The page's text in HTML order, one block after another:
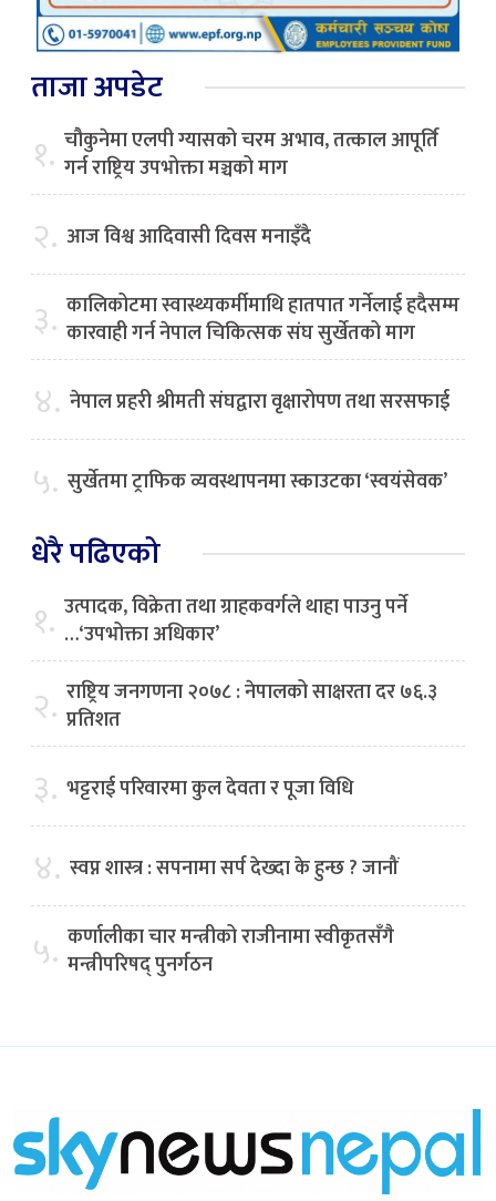
ताजा अपडेट
१. चौकुनेमा एलपी ग्यासको चरम अभाव, तत्काल आपूर्ति
गर्न राष्ट्रिय उपभोक्ता मञ्चको माग
२. आज विश्व आदिवासी दिवस मनाइँदै
३. कालिकोटमा स्वास्थ्यकर्मीमाथि हातपात गर्नेलाई हदैसम्म
कारवाही गर्न नेपाल चिकित्सक संघ सुर्खेतको माग
४. नेपाल प्रहरी श्रीमती संघद्वारा वृक्षारोपण तथा सरसफाई
५. सुर्खेतमा ट्राफिक व्यवस्थापनमा स्काउटका ‘स्वयंसेवक’
धेरै पढिएको
१. उत्पादक, विक्रेता तथा ग्राहकवर्गले थाहा पाउनु पर्ने
…‘उपभोक्ता अधिकार’
२. राष्ट्रिय जनगणना २०७८ : नेपालको साक्षरता दर ७६.३
प्रतिशत
३. भट्टराई परिवारमा कुल देवता र पूजा विधि
४. स्वप्न शास्त्र : सपनामा सर्प देख्दा के हुन्छ ? जानौं
५. कर्णालीका चार मन्त्रीको राजीनामा स्वीकृतसँगै
मन्त्रीपरिषद् पुनर्गठन